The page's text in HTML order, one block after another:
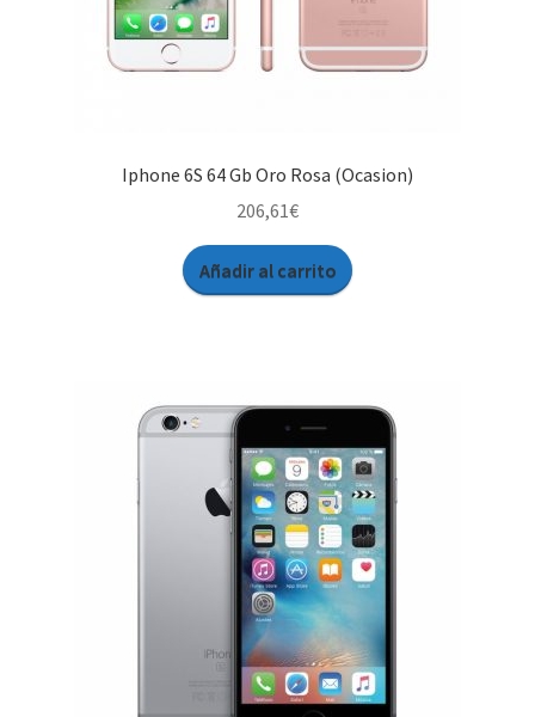
Iphone 6S 64 Gb Oro Rosa (Ocasion)
206,61€
Añadir al carrito